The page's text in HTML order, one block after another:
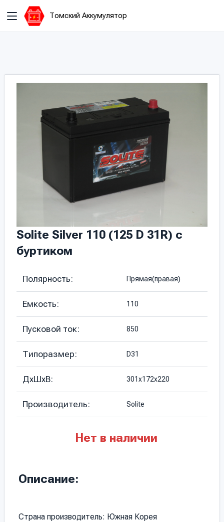
Томский Аккумулятор
Solite Silver 110 (125 D 31R) с
буртиком
Полярность: Прямая(правая)
Емкость: 110
Пусковой ток: 850
Типоразмер: D31
ДхШхВ: 301х172х220
Производитель: Solite
Нет в наличии
Описание:
Страна производитель: Южная Корея